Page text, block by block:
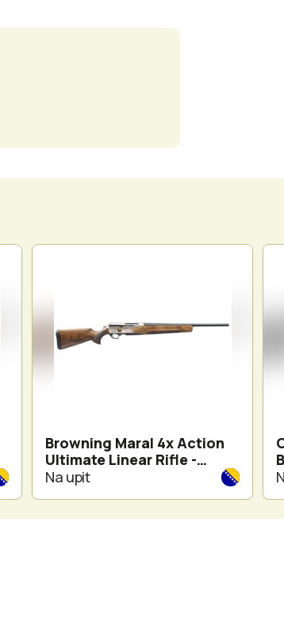
Browning Maral 4x Action
Ultimate Linear Rifle -
Wood Pistol Grip lovačka
Na upit